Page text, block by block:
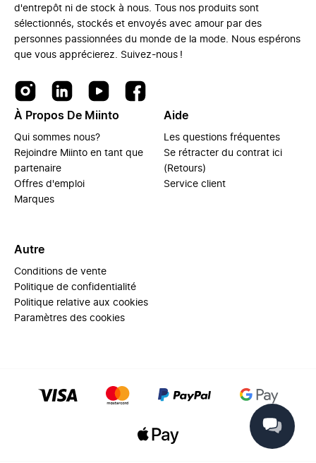
d'entrepôt ni de stock à nous. Tous nos produits sont
sélectionnés, stockés et envoyés avec amour par des
personnes passionnées du monde de la mode. Nous espérons
que vous apprécierez. Suivez-nous !
À Propos De Miinto
Qui sommes nous?
Rejoindre Miinto en tant que
partenaire
Offres d'emploi
Marques
Aide
Les questions fréquentes
Se rétracter du contrat ici
(Retours)
Service client
Autre
Conditions de vente
Politique de confidentialité
Politique relative aux cookies
Paramètres des cookies